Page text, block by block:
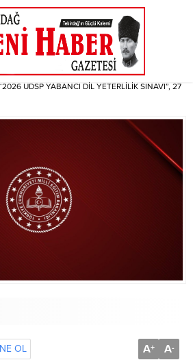
YABANCI DİL
27
YAPILACAK
UDSP YABANCI DİL YETERLİLİK SINAVI”, 27
OL A+ A-